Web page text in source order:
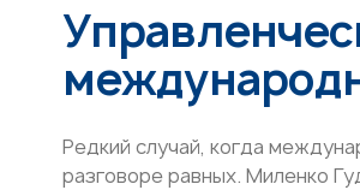
Редкий случай, когда
разговоре равных. Миленко